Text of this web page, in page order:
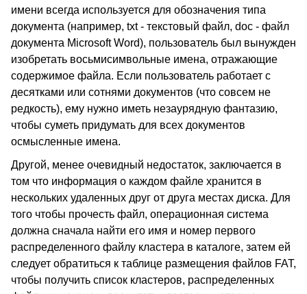
имени всегда используется для обозначения типа
документа (например, txt - текстовый файл, doc - файл
документа Microsoft Word), пользователь был вынужден
изобретать восьмисимвольные имена, отражающие
содержимое файла. Если пользователь работает с
десятками или сотнями документов (что совсем не
редкость), ему нужно иметь незаурядную фантазию,
чтобы суметь придумать для всех документов
осмысленные имена.
Другой, менее очевидный недостаток, заключается в
том что информация о каждом файле хранится в
нескольких удаленных друг от друга местах диска. Для
того чтобы прочесть файл, операционная система
должна сначала найти его имя и номер первого
распределенного файлу кластера в каталоге, затем ей
следует обратиться к таблице размещения файлов FAT,
чтобы получить список кластеров, распределенных